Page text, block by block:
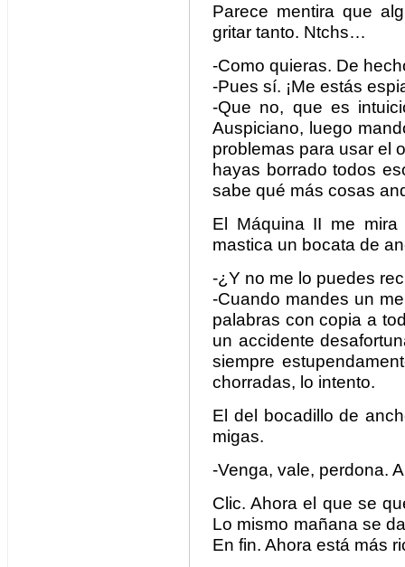
Parece mentira que
gritar tanto. Ntchs…
-Como quieras. De
-Pues sí. ¡Me estás
-Que no, que es
Auspiciano, luego
problemas para usar el
hayas borrado todos
sabe qué más cosas
El Máquina II me
mastica un bocata de
-¿Y no me lo puedes
-Cuando mandes un
palabras con copia a
un accidente
siempre
chorradas, lo intento.
El del bocadillo de
migas.
-Venga, vale, perdona.
Clic. Ahora el que se
Lo mismo mañana se
En fin. Ahora está más